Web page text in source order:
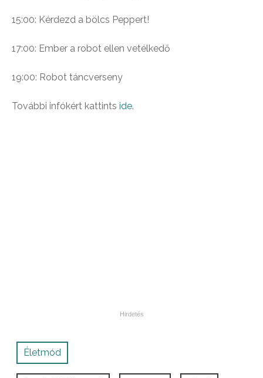
15:00: Kérdezd a bölcs Peppert!
17:00: Ember a robot ellen vetélkedő
19:00: Robot táncverseny
További infókért kattints ide.
Életmód